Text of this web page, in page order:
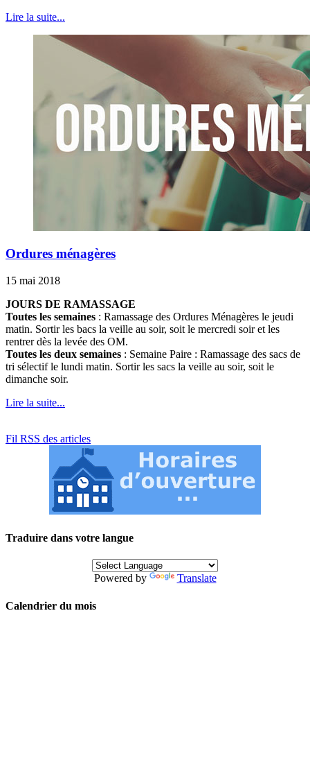
Lire la suite...
Ordures ménagères
15 mai 2018
JOURS DE RAMASSAGE
Toutes les semaines : Ramassage des Ordures Ménagères le jeudi
matin. Sortir les bacs la veille au soir, soit le mercredi soir et les
rentrer dès la levée des OM.
Toutes les deux semaines : Semaine Paire : Ramassage des sacs de
tri sélectif le lundi matin. Sortir les sacs la veille au soir, soit le
dimanche soir.
Lire la suite...
Fil RSS des articles
Traduire dans votre langue
Powered by Translate
Calendrier du mois